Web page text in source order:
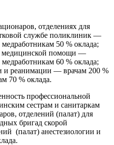
отделениях для
службе поликлиник —
50 % оклада;
медицинской помощи —
60 % оклада;
и реанимации — врачам 200 %
70 % оклада.
профессиональной
сестрам и санитаркам
отделений (палат) для
бригад скорой
(палат) анестезиологии и